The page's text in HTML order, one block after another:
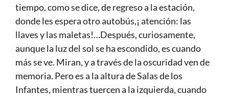
tiempo, como se dice, de regreso a la estación,
donde les espera otro autobús,¡ atención: las
llaves y las maletas!…Después, curiosamente,
aunque la luz del sol se ha escondido, es cuando
más se ve. Miran, y a través de la oscuridad ven de
memoria. Pero es a la altura de Salas de los
Infantes, mientras tuercen a la izquierda, cuando